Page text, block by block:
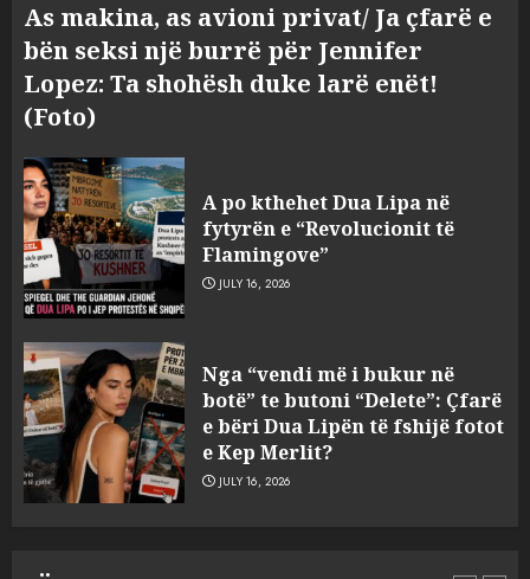
As makina, as avioni privat/ Ja çfarë e
bën seksi një burrë për Jennifer
Lopez: Ta shohësh duke larë enët!
(Foto)
A po kthehet Dua Lipa në
fytyrën e “Revolucionit të
Flamingove”
JULY 16, 2026
Nga “vendi më i bukur në
botë” te butoni “Delete”: Çfarë
e bëri Dua Lipën të fshijë fotot
e Kep Merlit?
JULY 16, 2026
3
degjeneron në zjarrvënie në
Vlorë, arrestohet 33-vjeçari
(VIDEO)
AUGUST 7, 2026